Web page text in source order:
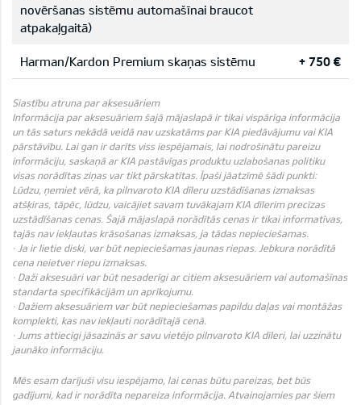
novēršanas sistēmu automašīnai braucot
atpakaļgaitā)
Harman/Kardon Premium skaņas sistēmu + 750 €
Siastību atruna par aksesuāriem
Informācija par aksesuāriem šajā mājaslapā ir tikai vispārīga informācija
un tās saturs nekādā veidā nav uzskatāms par KIA piedāvājumu vai KIA
pārstāvību. Lai gan ir darīts viss iespējamais, lai nodrošinātu pareizu
informāciju, saskaņā ar KIA pastāvīgas produktu uzlabošanas politiku
visas norādītas ziņas var tikt pārskatītas. Īpaši jāatzīmē šādi punkti:
Lūdzu, ņemiet vērā, ka pilnvaroto KIA dīleru uzstādīšanas izmaksas
atšķiras, tāpēc, lūdzu, vaicājiet savam tuvākajam KIA dīlerim precīzas
uzstādīšanas cenas. Šajā mājaslapā norādītās cenas ir tikai informatīvas,
tajās nav iekļautas krāsošanas izmaksas, ja tādas nepieciešamas.
· Ja ir lietie diski, var būt nepieciešamas jaunas riepas. Jebkura norādītā
cena neietver riepu izmaksas.
· Daži aksesuāri var būt nesaderīgi ar citiem aksesuāriem vai automašīnas
standarta specifikācijām un aprīkojumu.
· Dažiem aksesuāriem var būt nepieciešamas papildu daļas vai montāžas
komplekti, kas nav iekļauti norādītajā cenā.
· Jums attiecīgi jāsazinās ar savu vietējo pilnvaroto KIA dīleri, lai uzzinātu
jaunāko informāciju.
Mēs esam darījuši visu iespējamo, lai cenas būtu pareizas, bet būs
gadījumi, kad ir norādīta nepareiza informācija. Atvainojamies par šiem